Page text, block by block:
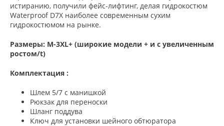
истиранию, получили фейс-лифтинг, делая гидрокостюм
Waterproof D7X наиболее современным сухим
гидрокостюмом на рынке.
Размеры: М-3XL+ (широкие модели + и с увеличенным
ростом/t)
Комплектация :
Шлем 5/7 с манишкой
Рюкзак для переноски
Шланг поддува
Ключ для установки шейного обтюратора